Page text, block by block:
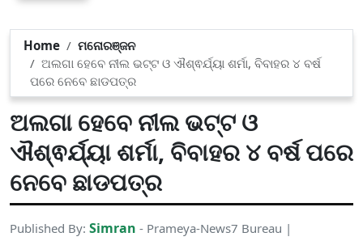
Home
ମନୋରଞ୍ଜନ
ଅଲଗା ହେବେ ନୀଲ ଭଟ୍ଟ ଓ ଐଶ୍ଵର୍ଯ୍ୟା ଶର୍ମା, ବିବାହର ୪ ବର୍ଷ
ପରେ ନେବେ ଛାଡପତ୍ର
ଅଲଗା ହେବେ ନୀଲ ଭଟ୍ଟ ଓ
ଐଶ୍ଵର୍ଯ୍ୟା ଶର୍ମା, ବିବାହର ୪ ବର୍ଷ ପରେ
ନେବେ ଛାଡପତ୍ର
Published By: Simran - Prameya-News7 Bureau |